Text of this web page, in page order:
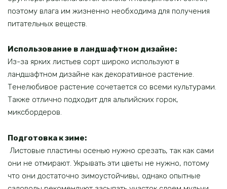
поэтому влага им жизненно необходима для получения
питательных веществ.
Использование в ландшафтном дизайне:
Из-за ярких листьев сорт широко используют в
ландшафтном дизайне как декоративное растение.
Тенелюбивое растение сочетается со всеми культурами.
Также отлично подходит для альпийских горок,
миксбордеров.
Подготовка к зиме:
Листовые пластины осенью нужно срезать, так как сами
они не отмирают. Укрывать эти цветы не нужно, потому
что они достаточно зимоустойчивы, однако опытные